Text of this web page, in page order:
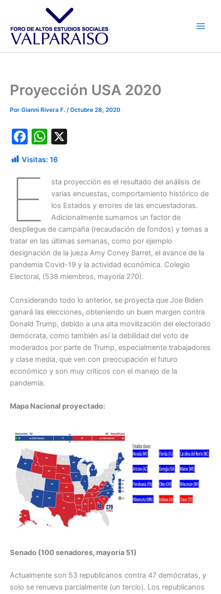
contenido
Proyección USA 2020
Por Gianni Rivera F. /Octubre 28, 2020
F
a
c
e
b
o
o
k
W
h
at
s
A
p
p
Visitas: 16
E
sta proyección es el resultado del análisis de
varias encuestas, comportamiento histórico de
los Estados y errores de las encuestadoras.
Adicionalmente sumamos un factor de
despliegue de campaña (recaudación de fondos) y temas a
tratar en las últimas semanas, como por ejemplo
designación de la jueza Amy Coney Barret, el avance de la
pandemia Covid-19 y la actividad económica. Colegio
Electoral, (538 miembros, mayoría 270).
Considerando todo lo anterior, se proyecta que Joe Biden
ganará las elecciones, obteniendo un buen margen contra
Donald Trump, debido a una alta movilización del electorado
demócrata, como también así la debilidad del voto de
moderados por parte de Trump, especialmente trabajadores
y clase media, que ven con preocupación el futuro
económico y son muy críticos con el manejo de la
pandemia.
Mapa Nacional proyectado:
Senado (100 senadores, mayoría 51)
Actualmente son 53 republicanos contra 47 demócratas, y
solo se renueva parcialmente (un tercio). Los republicanos